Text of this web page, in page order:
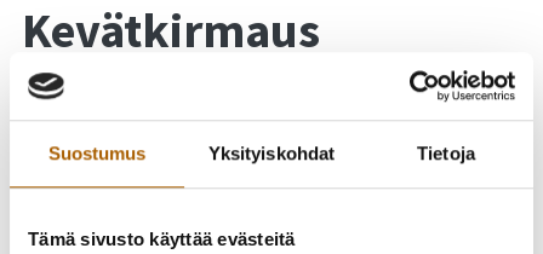
Suostumus Yksityiskohdat Tietoja
Tämä sivusto käyttää evästeitä
Kevätkirmaus
Peukaloisen Kevätkirmaus tarjoilee liikunnan iloa
luonnossa ja muuta mukavaa Luonto- ja